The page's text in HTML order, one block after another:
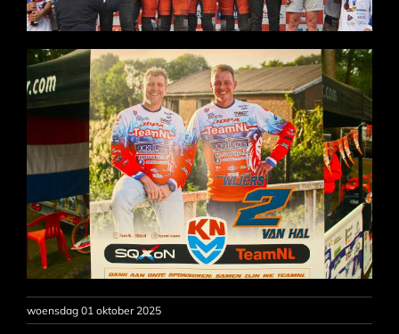
woensdag 01 oktober 2025